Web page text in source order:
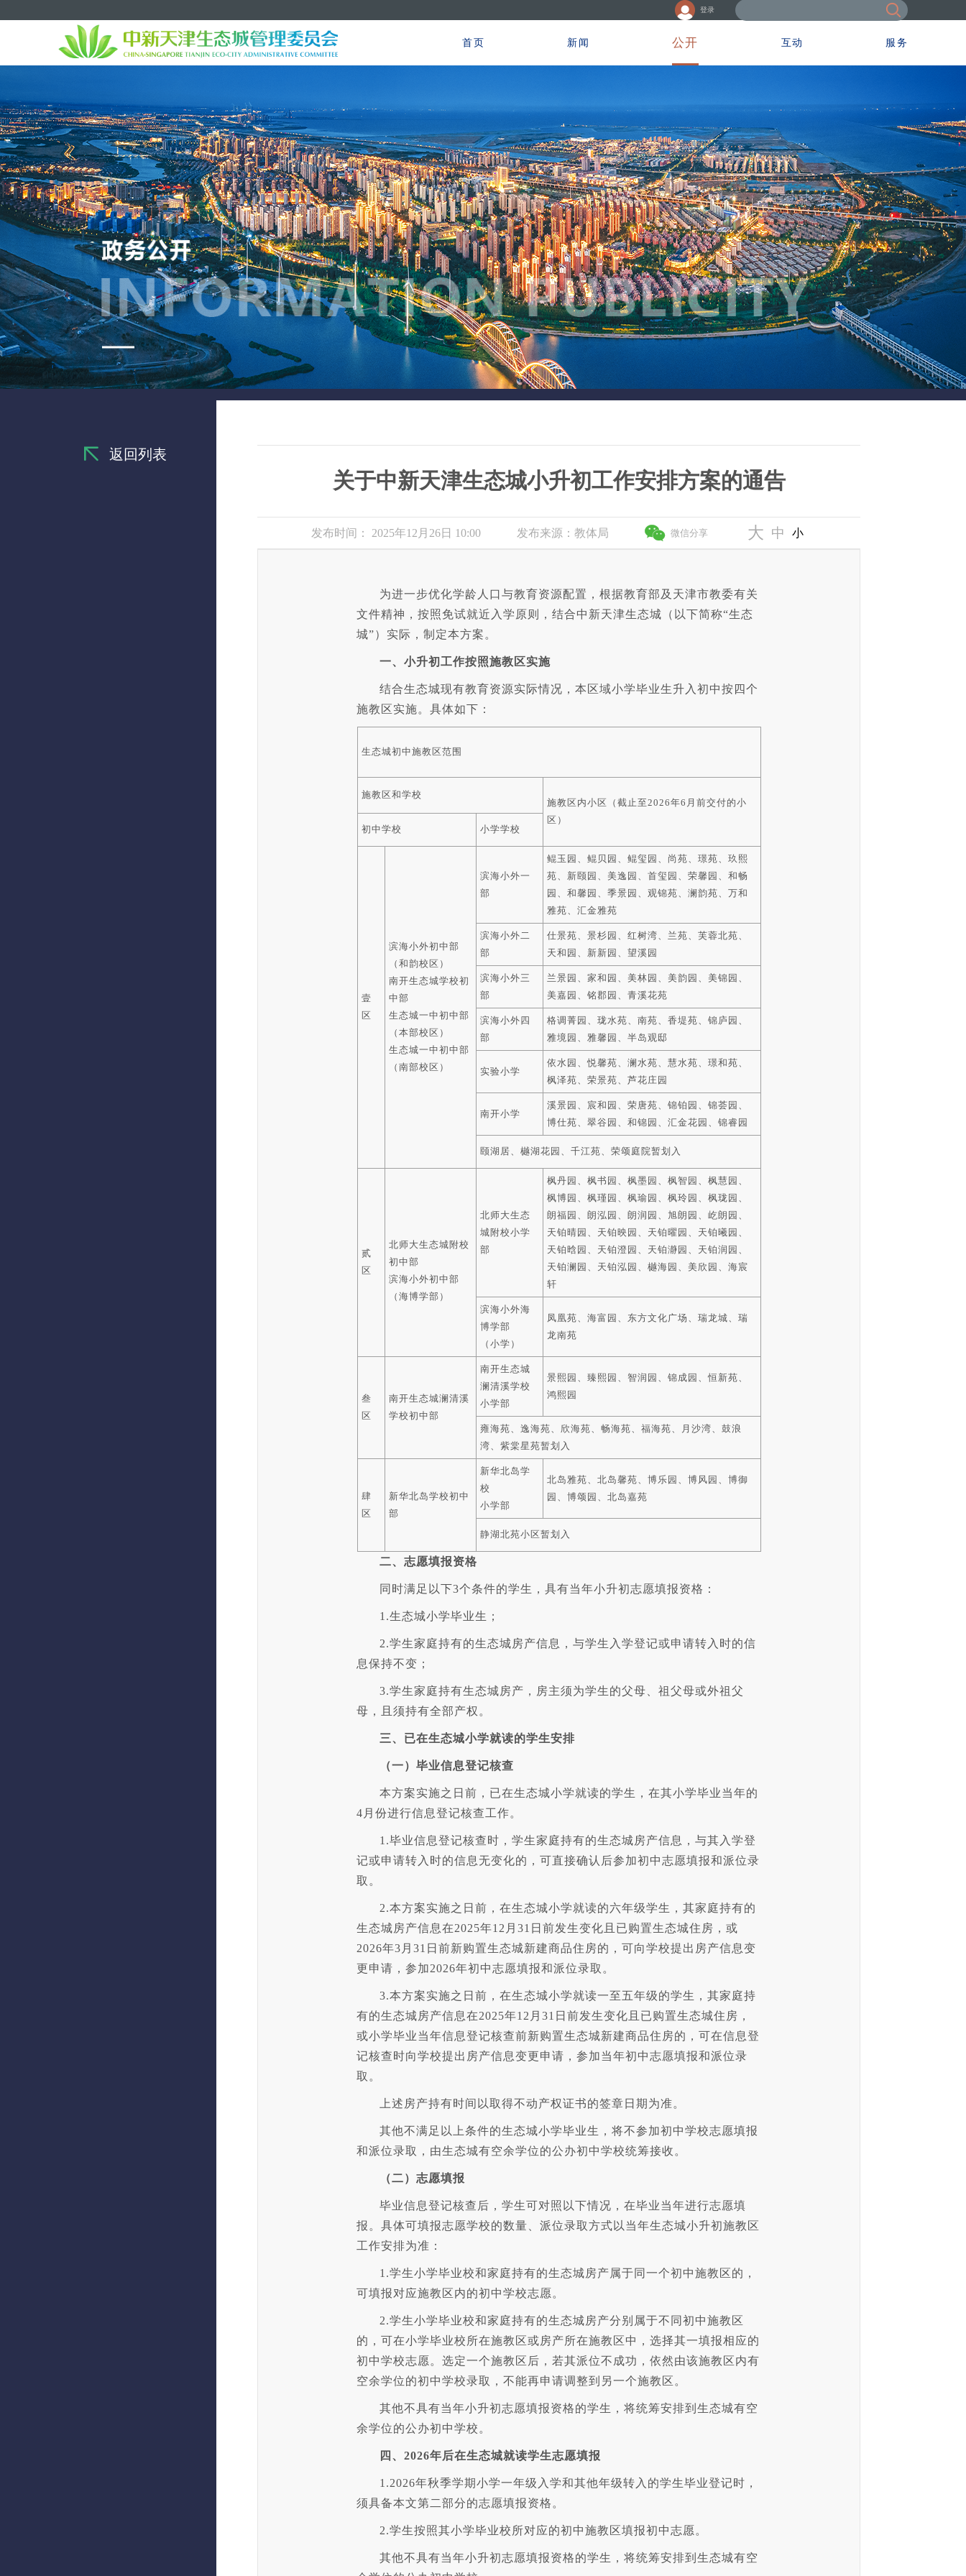
登录
首页 新闻 公开 互动 服务
返回列表
关于中新天津生态城小升初工作安排方案的通告
发布时间： 2025年12月26日 10:00 发布来源：教体局 微信分享 大 中 小
为进一步优化学龄人口与教育资源配置，根据教育部及天津市教委有关
文件精神，按照免试就近入学原则，结合中新天津生态城（以下简称“生态
城”）实际，制定本方案。
一、小升初工作按照施教区实施
结合生态城现有教育资源实际情况，本区域小学毕业生升入初中按四个
施教区实施。具体如下：
生态城初中施教区范围
施教区和学校
施教区内小区
（截止至2026年6月前交付的小
区）
初中学校
小学学校
壹
区
滨海小外初中部
（和韵校区）
南开生态城学校初
中部
生态城一中初中部
（本部校区）
生态城一中初中部
（南部校区）
滨海小外一
部
鲲玉园、鲲贝园、鲲玺园、尚苑、璟苑、玖熙
苑、新颐园、美逸园、首玺园、荣馨园、和畅
园、和馨园、季景园、观锦苑、澜韵苑、万和
雅苑、汇金雅苑
滨海小外二
部
仕景苑、景杉园、红树湾、兰苑、芙蓉北苑、
天和园、新新园、望溪园
滨海小外三
部
兰景园、家和园、美林园、美韵园、美锦园、
美嘉园、铭郡园、青溪花苑
滨海小外四
部
格调菁园、珑水苑、南苑、香堤苑、锦庐园、
雅境园、雅馨园、半岛观邸
实验小学
依水园、悦馨苑、澜水苑、慧水苑、璟和苑、
枫泽苑、荣景苑、芦花庄园
南开小学
溪景园、宸和园、荣唐苑、锦铂园、锦荟园、
博仕苑、翠谷园、和锦园、汇金花园、锦睿园
颐湖居、樾湖花园、千江苑、荣颂庭院暂划入
贰
区
北师大生态城附校
初中部
滨海小外初中部
（海博学部）
北师大生态
城附校小学
部
枫丹园、枫书园、枫墨园、枫智园、枫慧园、
枫博园、枫瑾园、枫瑜园、枫玲园、枫珑园、
朗福园、朗泓园、朗润园、旭朗园、屹朗园、
天铂晴园、天铂映园、天铂曜园、天铂曦园、
天铂晗园、天铂澄园、天铂瀞园、天铂润园、
天铂澜园、天铂泓园、樾海园、美欣园、海宸
轩
滨海小外海
博学部
（小学）
凤凰苑、海富园、东方文化广场、瑞龙城、瑞
龙南苑
叁
区
南开生态城澜清溪
学校初中部
南开生态城
澜清溪学校
小学部
景熙园、臻熙园、智润园、锦成园、恒新苑、
鸿熙园
雍海苑、逸海苑、欣海苑、畅海苑、福海苑、月沙湾、鼓浪
湾、紫棠星苑暂划入
肆
区
新华北岛学校初中
部
新华北岛学
校
小学部
北岛雅苑、北岛馨苑、博乐园、博风园、博御
园、博颂园、北岛嘉苑
静湖北苑小区暂划入
二、志愿填报资格
同时满足以下3个条件的学生，具有当年小升初志愿填报资格：
1.生态城小学毕业生；
2.学生家庭持有的生态城房产信息，与学生入学登记或申请转入时的信
息保持不变；
3.学生家庭持有生态城房产，房主须为学生的父母、祖父母或外祖父
母，且须持有全部产权。
三、已在生态城小学就读的学生安排
（一）毕业信息登记核查
本方案实施之日前，已在生态城小学就读的学生，在其小学毕业当年的
4月份进行信息登记核查工作。
1.毕业信息登记核查时，学生家庭持有的生态城房产信息，与其入学登
记或申请转入时的信息无变化的，可直接确认后参加初中志愿填报和派位录
取。
2.本方案实施之日前，在生态城小学就读的六年级学生，其家庭持有的
生态城房产信息在2025年12月31日前发生变化且已购置生态城住房，或
2026年3月31日前新购置生态城新建商品住房的，可向学校提出房产信息变
更申请，参加2026年初中志愿填报和派位录取。
3.本方案实施之日前，在生态城小学就读一至五年级的学生，其家庭持
有的生态城房产信息在2025年12月31日前发生变化且已购置生态城住房，
或小学毕业当年信息登记核查前新购置生态城新建商品住房的，可在信息登
记核查时向学校提出房产信息变更申请，参加当年初中志愿填报和派位录
取。
上述房产持有时间以取得不动产权证书的签章日期为准。
其他不满足以上条件的生态城小学毕业生，将不参加初中学校志愿填报
和派位录取，由生态城有空余学位的公办初中学校统筹接收。
（二）志愿填报
毕业信息登记核查后，学生可对照以下情况，在毕业当年进行志愿填
报。具体可填报志愿学校的数量、派位录取方式以当年生态城小升初施教区
工作安排为准：
1.学生小学毕业校和家庭持有的生态城房产属于同一个初中施教区的，
可填报对应施教区内的初中学校志愿。
2.学生小学毕业校和家庭持有的生态城房产分别属于不同初中施教区
的，可在小学毕业校所在施教区或房产所在施教区中，选择其一填报相应的
初中学校志愿。选定一个施教区后，若其派位不成功，依然由该施教区内有
空余学位的初中学校录取，不能再申请调整到另一个施教区。
其他不具有当年小升初志愿填报资格的学生，将统筹安排到生态城有空
余学位的公办初中学校。
四、2026年后在生态城就读学生志愿填报
1.2026年秋季学期小学一年级入学和其他年级转入的学生毕业登记时，
须具备本文第二部分的志愿填报资格。
2.学生按照其小学毕业校所对应的初中施教区填报初中志愿。
其他不具有当年小升初志愿填报资格的学生，将统筹安排到生态城有空